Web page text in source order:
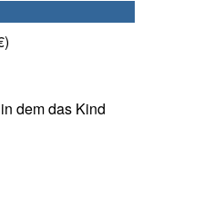
dem das Kind